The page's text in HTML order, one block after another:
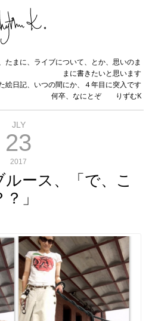
たまに、ライブについて、とか、思いのま
まに書きたいと思います
絵日記、いつの間にか、４年目に突入です
何卒、なにとぞ りずむK
JLY
23
2017
ルース、「で、こ
」